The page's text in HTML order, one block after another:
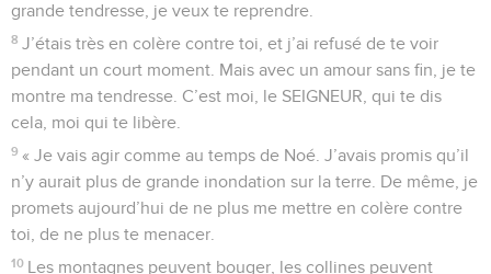
grande tendresse, je veux te reprendre.
8 J’étais très en colère contre toi, et j’ai refusé de te voir
pendant un court moment. Mais avec un amour sans fin, je te
montre ma tendresse. C’est moi, le SEIGNEUR, qui te dis
cela, moi qui te libère.
9 « Je vais agir comme au temps de Noé. J’avais promis qu’il
n’y aurait plus de grande inondation sur la terre. De même, je
promets aujourd’hui de ne plus me mettre en colère contre
toi, de ne plus te menacer.
10 Les montagnes peuvent bouger, les collines peuvent